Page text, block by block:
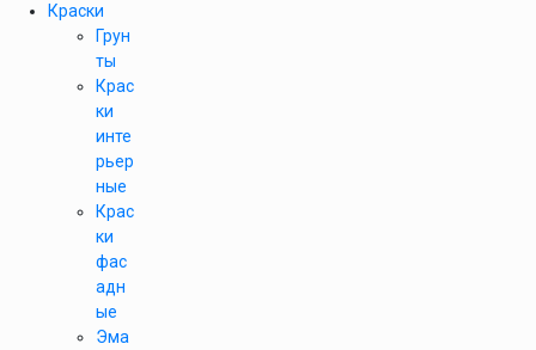
Краски
Грун
ты
Крас
ки
инте
рьер
ные
Крас
ки
фас
адн
ые
Эма